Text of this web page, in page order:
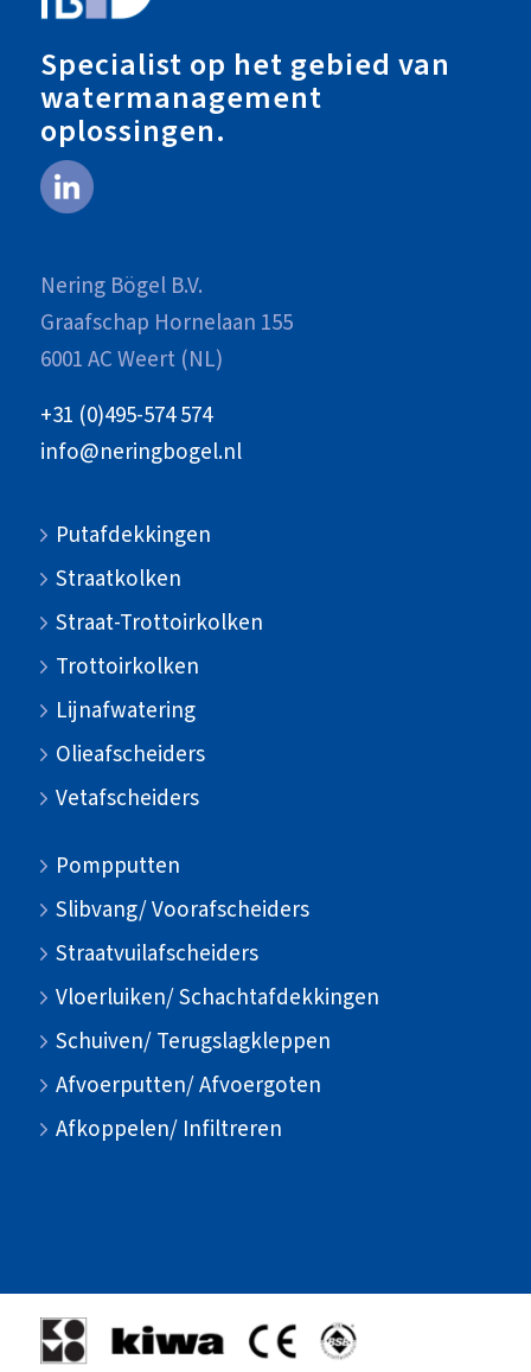
Specialist op het gebied van
watermanagement
oplossingen.
Nering Bögel B.V.
Graafschap Hornelaan 155
6001 AC Weert (NL)
+31 (0)495-574 574
info@neringbogel.nl
Putafdekkingen
Straatkolken
Straat-Trottoirkolken
Trottoirkolken
Lijnafwatering
Olieafscheiders
Vetafscheiders
Pompputten
Slibvang/ Voorafscheiders
Straatvuilafscheiders
Vloerluiken/ Schachtafdekkingen
Schuiven/ Terugslagkleppen
Afvoerputten/ Afvoergoten
Afkoppelen/ Infiltreren